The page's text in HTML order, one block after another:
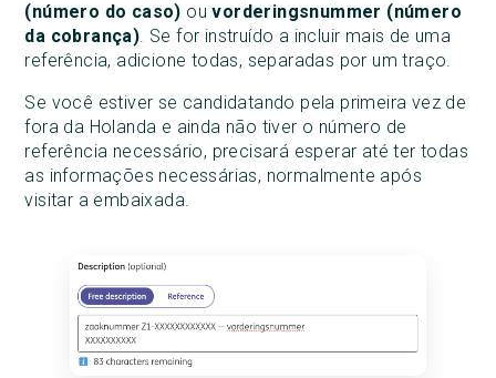
(número do caso) ouvorderingsnummer (número
da cobrança). Se for instruído a incluir mais de uma
referência, adicione todas, separadas por um traço.
Se você estiver se candidatando pela primeira vez de
fora da Holanda e ainda não tiver o número de
referência necessário, precisará esperar até ter todas
as informações necessárias, normalmente após
visitar a embaixada.